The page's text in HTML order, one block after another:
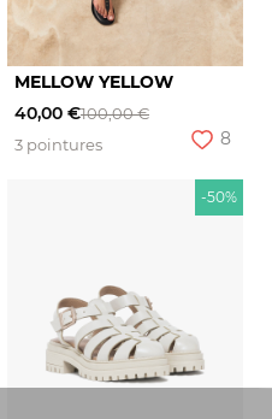
MELLOW YELLOW
40,00 €100,00 €
3 pointures
8
-50%